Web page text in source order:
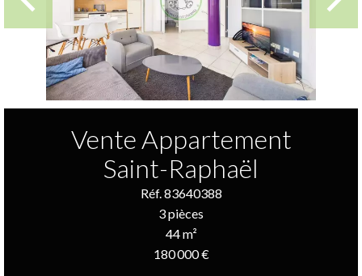
Vente Appartement
Saint-Raphaël
Réf. 83640388
3 pièces
44 m²
180 000 €